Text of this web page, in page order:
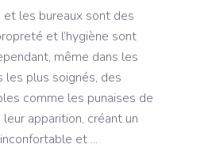
les bureaux sont des
et l’hygiène sont
même dans les
les plus soignés, des
comme les punaises de
apparition, créant un
et